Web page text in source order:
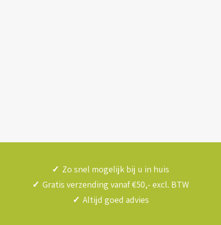
✓ Zo snel mogelijk bij u in huis
✓ Gratis verzending vanaf €50,- excl. BTW
✓ Altijd goed advies